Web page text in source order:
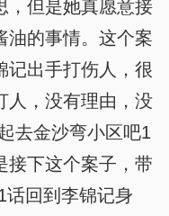
，但是她真愿意接
油的事情。这个案
记出手打伤人，很
人，没有理由，没
去金沙弯小区吧1
接下这个案子，带
话回到李锦记身